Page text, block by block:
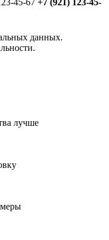
данных.
лучше